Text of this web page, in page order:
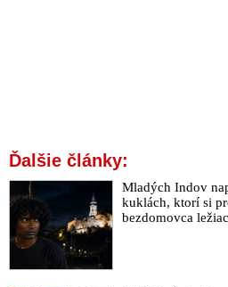
Ďalšie články:
Mladých Indov
kuklách, ktorí si
bezdomovca